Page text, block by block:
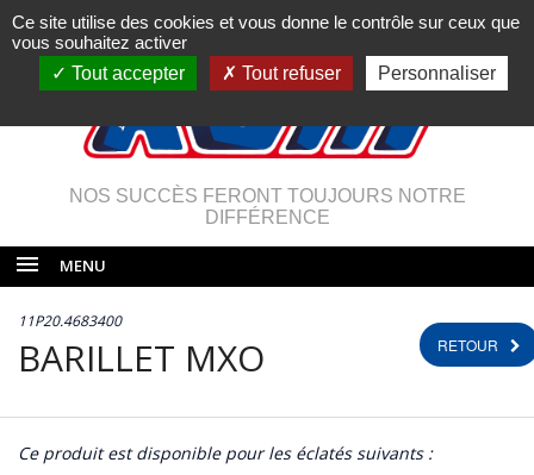
NOS SUCCÈS FERONT TOUJOURS NOTRE
DIFFÉRENCE
MENU
RETOUR
11P20.4683400
BARILLET MXO
Ce produit est disponible pour les éclatés suivants :
Ce site utilise des cookies et vous donne le contrôle sur ceux que
vous souhaitez activer
Tout accepter
Tout refuser Personnaliser